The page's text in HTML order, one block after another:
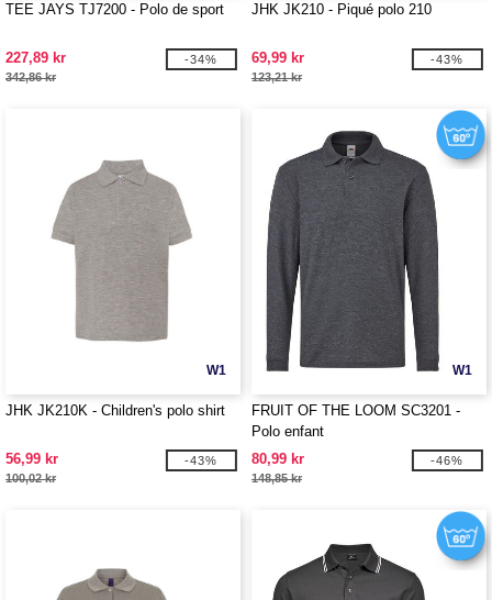
TEE JAYS TJ7200 - Polo de sport
227,89 kr
342,86 kr
-34%
JHK JK210 - Piqué polo 210
69,99 kr
123,21 kr
-43%
W1
JHK JK210K - Children's polo shirt
56,99 kr
100,02 kr
-43%
W1
FRUIT OF THE LOOM SC3201 -
Polo enfant
80,99 kr
148,85 kr
-46%